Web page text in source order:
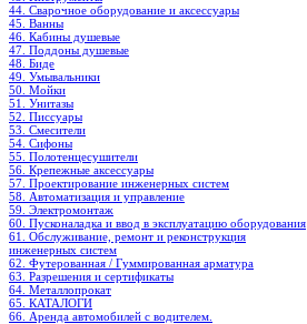
44. Сварочное оборудование и аксессуары
45. Ванны
46. Кабины душевые
47. Поддоны душевые
48. Биде
49. Умывальники
50. Мойки
51. Унитазы
52. Писсуары
53. Смесители
54. Сифоны
55. Полотенцесушители
56. Крепежные аксессуары
57. Проектирование инженерных систем
58. Автоматизация и управление
59. Электромонтаж
60. Пусконаладка и ввод в эксплуатацию оборудования
61. Обслуживание, ремонт и реконструкция
инженерных систем
62. Футерованная / Гуммированная арматура
63. Разрешения и сертификаты
64. Металлопрокат
65. КАТАЛОГИ
66. Аренда автомобилей с водителем.